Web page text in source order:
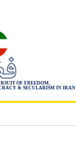
OF FREEDOM,
& SECULARISM IN IRAN